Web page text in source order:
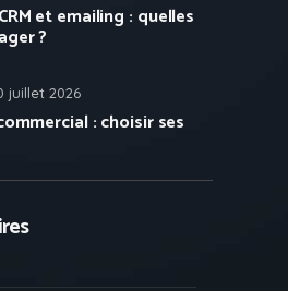
et emailing : quelles
?
juillet 2026
: choisir ses